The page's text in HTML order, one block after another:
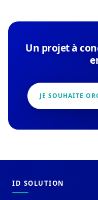
Un projet à
JE SOUHAITE
ID SOLUTION